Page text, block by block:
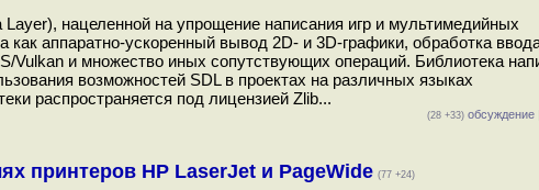
нацеленной на упрощение написания игр и мультимедийных
как аппаратно-ускоренный вывод 2D- и 3D-графики, обработка
Vulkan и множество иных сопутствующих операций. Библиотека
возможностей SDL в проектах на различных языках
распространяется под лицензией Zlib...
(28 +33) обсуждение
принтеров HP LaserJet и PageWide (77 +24)